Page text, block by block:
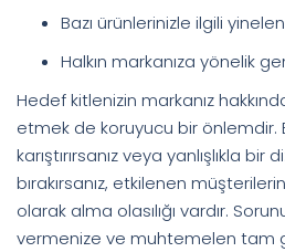
Bazı ürünlerinizle ilgili
Halkın markanıza yönelik
Hedef kitlenizin markanız
etmek de koruyucu bir önlemdir.
karıştırırsanız veya yanlışlıkla
bırakırsanız, etkilenen
olarak alma olasılığı vardır.
vermenize ve muhtemelen tam